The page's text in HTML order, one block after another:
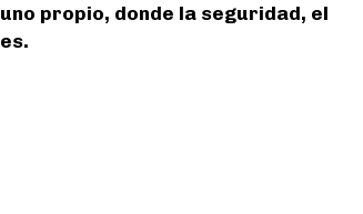
propio, donde la seguridad, el